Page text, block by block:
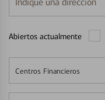
Indique
una
Abiertos actualmente
Centros Financieros